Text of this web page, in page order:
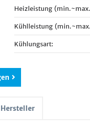
Heizleistung
Kühlleistung
Kühlungsart: